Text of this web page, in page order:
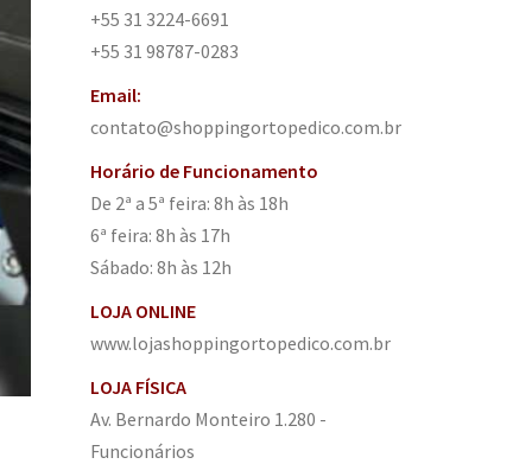
+55 31 3224-6691
+55 31 98787-0283
Email:
contato@shoppingortopedico.com.br
Horário de Funcionamento
De 2ª a 5ª feira: 8h às 18h
6ª feira: 8h às 17h
Sábado: 8h às 12h
LOJA ONLINE
www.lojashoppingortopedico.com.br
LOJA FÍSICA
Av. Bernardo Monteiro 1.280 -
Funcionários